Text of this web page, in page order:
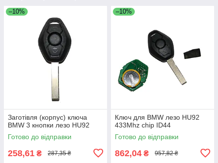
–10%
Заготівля (корпус) ключа
BMW 3 кнопки лезо HU92
Готово до відправки
258,61 ₴ 287,35 ₴
–10%
Ключ для BMW лезо HU92
433Mhz chip ID44
Готово до відправки
862,04 ₴ 957,82 ₴